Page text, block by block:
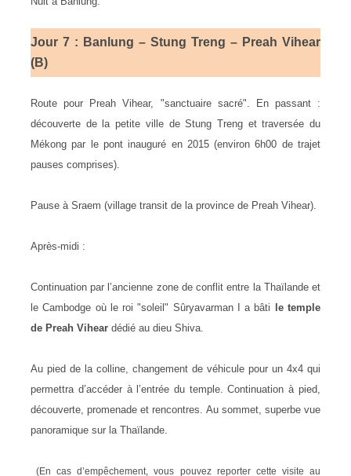
Jour 7 : Banlung – Stung Treng – Preah Vihear
(B)
Route pour Preah Vihear, "sanctuaire sacré". En passant :
découverte de la petite ville de Stung Treng et traversée du
Mékong par le pont inauguré en 2015 (environ 6h00 de trajet
pauses comprises).
Pause à Sraem (village transit de la province de Preah Vihear).
Après-midi :
Continuation par l’ancienne zone de conflit entre la Thaïlande et
le Cambodge où le roi "soleil" Sûryavarman I a bâti
le temple
de Preah Vihear dédié au dieu Shiva.
Au pied de la colline, changement de véhicule pour un 4x4 qui
permettra d’accéder à l’entrée du temple. Continuation à pied,
découverte, promenade et rencontres. Au sommet, superbe vue
panoramique sur la Thaïlande.
(En cas d’empêchement, vous pouvez reporter cette visite au